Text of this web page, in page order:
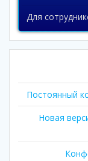
Для
Постоянный
Новая